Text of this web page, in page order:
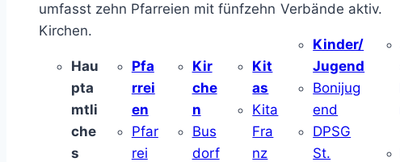
umfasst zehn Pfarreien mit fünfzehn
Kirchen.
Hau
pta
mtli
che
s
Pfa
rrei
en
Pfar
rei
Kir
che
n
Bus
dorf
Kit
as
Kita
Fra
nz
Verbände aktiv.
Kinder/
Jugend
Bonijug
end
DPSG
St.